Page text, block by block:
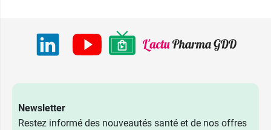
Newsletter
Restez informé des nouveautés santé et de nos offres